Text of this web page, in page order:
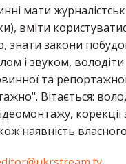
мати
вміти
знати закони
і звуком,
та
Вітається:
корекції
наявність